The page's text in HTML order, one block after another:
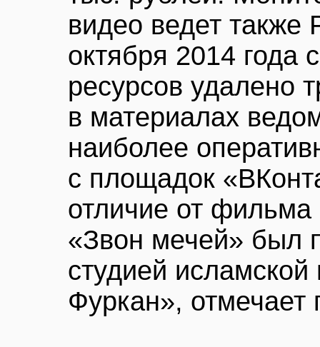
видео ведет также
октября 2014 года
ресурсов удалено
в материалах
наиболее
с площадок
отличие от
«Звон мечей» был
студией
Фуркан», отмечает